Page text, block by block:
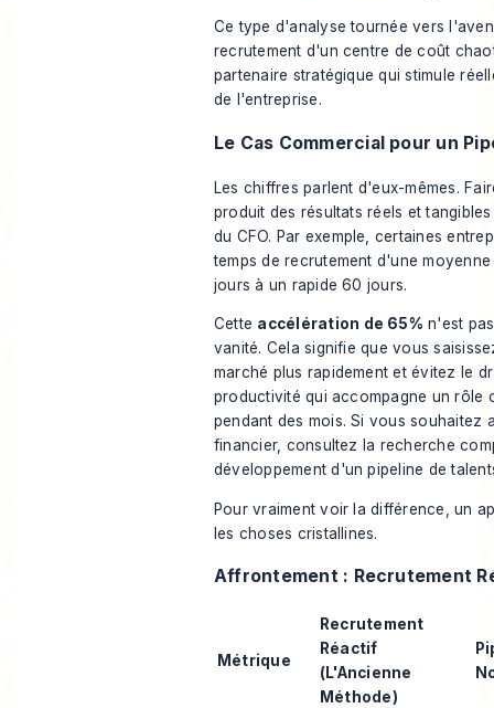
Ce type d'analyse tournée vers
recrutement d'un centre de coût
partenaire stratégique qui stimule
de l'entreprise.
Le Cas Commercial pour un
Les chiffres parlent d'eux-mêmes.
produit des résultats réels et
du CFO. Par exemple, certaines
temps de recrutement d'une
jours à un rapide 60 jours.
Cette accélération de 65% n'est
vanité. Cela signifie que vous
marché plus rapidement et évitez le
productivité qui accompagne un rôle
pendant des mois. Si vous souhaitez
financier, consultez la recherche
développement d'un pipeline de
Pour vraiment voir la différence, un
les choses cristallines.
Affrontement : Recrutement
Métrique
Recrutement
Réactif
(L'Ancienne
Méthode)